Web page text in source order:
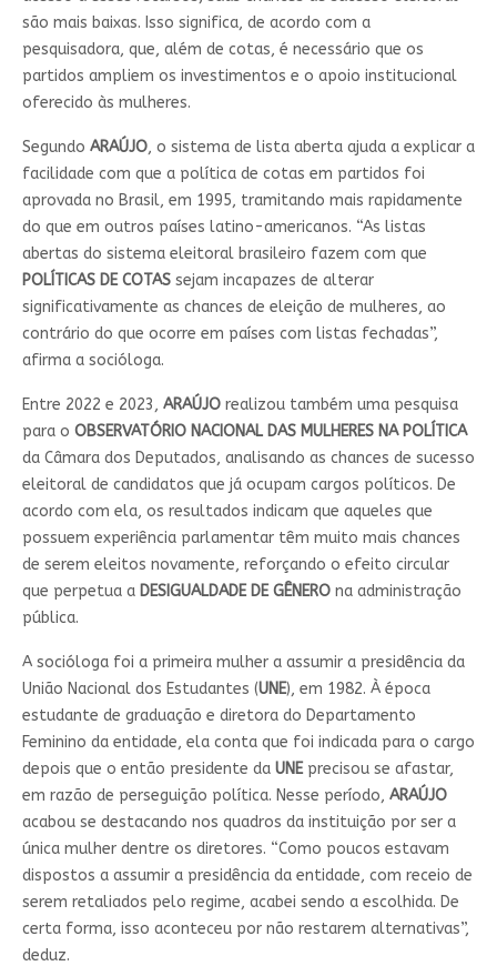
são mais baixas. Isso significa, de acordo com a
pesquisadora, que, além de cotas, é necessário que os
partidos ampliem os investimentos e o apoio institucional
oferecido às mulheres.
Segundo ARAÚJO, o sistema de lista aberta ajuda a explicar a
facilidade com que a política de cotas em partidos foi
aprovada no Brasil, em 1995, tramitando mais rapidamente
do que em outros países latino-americanos. “As listas
abertas do sistema eleitoral brasileiro fazem com que
POLÍTICAS DE COTASsejam incapazes de alterar
significativamente as chances de eleição de mulheres, ao
contrário do que ocorre em países com listas fechadas”,
afirma a socióloga.
Entre 2022 e 2023, ARAÚJOrealizou também uma pesquisa
para o OBSERVATÓRIO NACIONAL DAS MULHERES NA POLÍTICA
da Câmara dos Deputados, analisando as chances de sucesso
eleitoral de candidatos que já ocupam cargos políticos. De
acordo com ela, os resultados indicam que aqueles que
possuem experiência parlamentar têm muito mais chances
de serem eleitos novamente, reforçando o efeito circular
que perpetua a DESIGUALDADE DE GÊNEROna administração
pública.
A socióloga foi a primeira mulher a assumir a presidência da
União Nacional dos Estudantes (UNE), em 1982. À época
estudante de graduação e diretora do Departamento
Feminino da entidade, ela conta que foi indicada para o cargo
depois que o então presidente da UNEprecisou se afastar,
em razão de perseguição política. Nesse período, ARAÚJO
acabou se destacando nos quadros da instituição por ser a
única mulher dentre os diretores. “Como poucos estavam
dispostos a assumir a presidência da entidade, com receio de
serem retaliados pelo regime, acabei sendo a escolhida. De
certa forma, isso aconteceu por não restarem alternativas”,
deduz.